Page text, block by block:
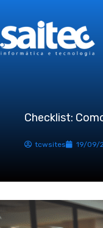
para
o
Checklist:
tcwsites 19/09/